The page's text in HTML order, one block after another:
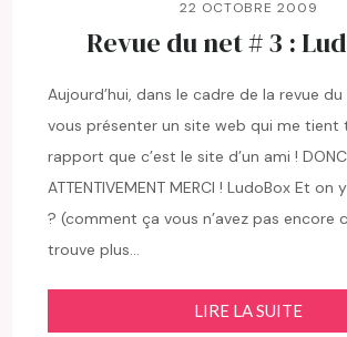
22 OCTOBRE 2009
Revue du net # 3 :
Aujourd’hui, dans le cadre de la revue
vous présenter un site web qui me
rapport que c’est le site d’un ami !
ATTENTIVEMENT MERCI ! LudoBox Et
? (comment ça vous n’avez pas encore
trouve plus…
LIRE LA SUITE